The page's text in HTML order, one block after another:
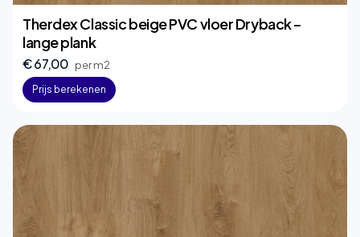
Therdex Classic beige PVC vloer Dryback –
lange plank
€ 67,00 per m2
Prijs berekenen